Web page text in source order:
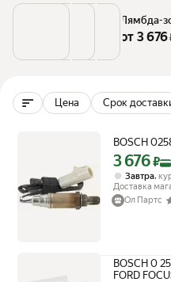
Лямбда-
от 3 676
Цена Срок
BOSCH
Цена с
3 676₽
Завтра,
Доставка
Ол Партс
BOSCH 0
FORD